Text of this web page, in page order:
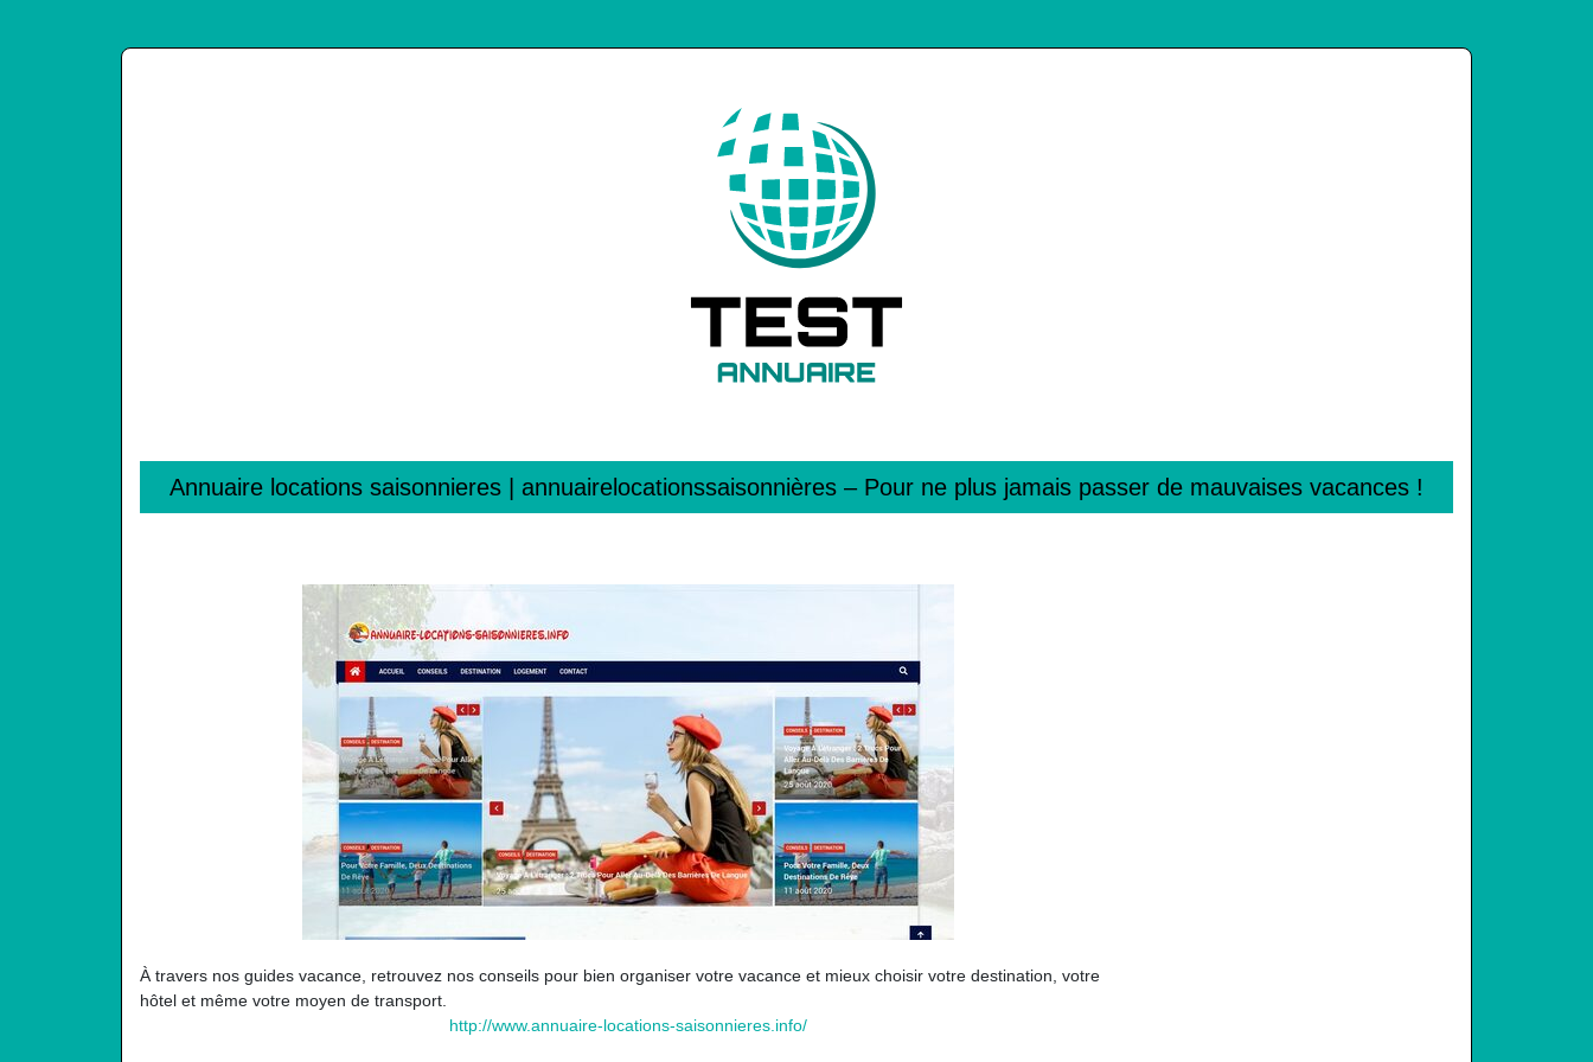
Annuaire locations saison­nie­res | annuairelocationssai­son­nières – Pour ne plus jamais passer de mauvaises vacances !
À travers nos guides vacance, retrouvez nos conseils pour bien organiser votre vacance et mieux choisir votre destination, votre
hôtel et même votre moyen de transport.
http://www.annuaire-locations-saisonnieres.info/